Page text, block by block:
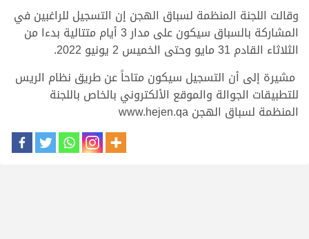
وقالت اللجنة المنظمة لسباق الهجن إن التسجيل للراغبين في
المشاركة بالسباق سيكون على مدار 3 أيام متتالية بدءا من
الثلاثاء القادم 31 مايو وحتى الخميس 2 يونيو 2022.
مشيرة إلى أن التسجيل سيكون متاحاً عن طريق نظام الريس
للتطبيقات الجوالة والموقع الألكتروني بالخاص باللجنة
المنظمة لسباق الهجن www.hejen.qa